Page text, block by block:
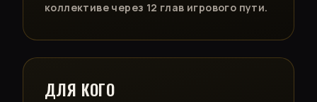
коллективе через 12 глав игрового пути.
ДЛЯ КОГО